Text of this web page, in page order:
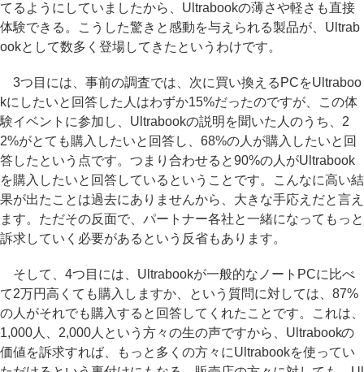
てるようにしていましたから、Ultrabookの薄さや軽さも直接
体験できる。こうした驚きと感動を与えられる製品が、Ultrab
ookとして数多く登場してきたというわけです。
3つ目には、事前の調査では、次に買い換えるPCをUltraboo
kにしたいと回答した人はわずか15%だったのですが、この体
験イベントに参加し、Ultrabookの説明を聞いた人のうち、2
2%がとても購入したいと回答し、68%の人が購入したいと回
答したという点です。つまり合わせると90%の人がUltrabook
を購入したいと回答しているということです。こんなに高い結
果が出たことは過去にありませんから、大きな手応えだと言え
ます。ただその反面で、パートナー各社と一緒になってもっと
訴求していく必要があるという反省もあります。
そして、4つ目には、Ultrabookが一般的なノートPCに比べ
て2万円高くても購入しますか、という質問に対しては、87%
の人がそれでも購入すると回答してくれたことです。これは、
1,000人、2,000人という方々の生の声ですから、Ultrabookの
価値を訴求すれば、もっと多くの方々にUltrabookを使ってい